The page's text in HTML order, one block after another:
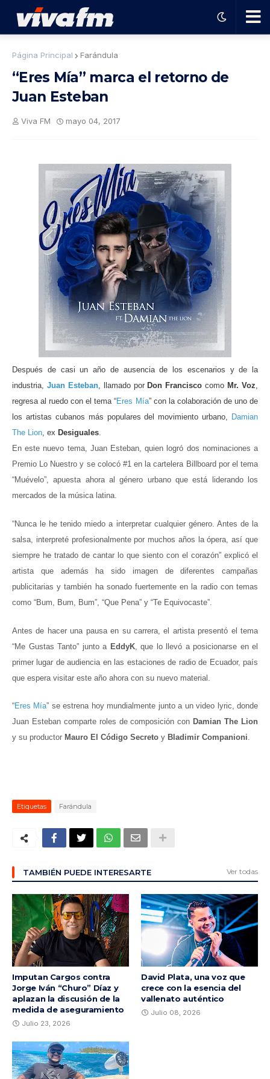
Ha
el
pro
gra
ma
Página Principal Farándula
“Eres Mía” marca el retorno de
Juan Esteban
Viva FM mayo 04, 2017
Después de casi un año de ausencia de los escenarios y de la
industria, Juan Esteban, llamado por Don Francisco como Mr. Voz,
regresa al ruedo con el tema “Eres Mía” con la colaboración de uno de
los artistas cubanos más populares del movimiento urbano, Damian
The Lion, ex Desiguales.
En este nuevo tema, Juan Esteban, quien logró dos nominaciones a
Premio Lo Nuestro y se colocó #1 en la cartelera Billboard por el tema
“Muévelo”, apuesta ahora al género urbano que está liderando los
mercados de la música latina.
“Nunca le he tenido miedo a interpretar cualquier género. Antes de la
salsa, interpreté profesionalmente por muchos años la ópera, así que
siempre he tratado de cantar lo que siento con el corazón” explicó el
artista que además ha sido imagen de diferentes campañas
publicitarias y también ha sonado fuertemente en la radio con temas
como “Bum, Bum, Bum”, “Que Pena” y “Te Equivocaste”.
Antes de hacer una pausa en su carrera, el artista presentó el tema
“Me Gustas Tanto” junto a EddyK, que lo llevó a posicionarse en el
primer lugar de audiencia en las estaciones de radio de Ecuador, país
que espera visitar este año ahora con su nuevo material.
“Eres Mía” se estrena hoy mundialmente junto a un video lyric, donde
Juan Esteban comparte roles de composición con Damian The Lion
y su productor Mauro El Código Secreto y Bladimir Companioni.
Etiquetas Farándula
TAMBIÉN PUEDE INTERESARTE Ver todas
Imputan Cargos contra
Jorge Iván “Churo” Díaz y
aplazan la discusión de la
medida de aseguramiento
Julio 23, 2026
David Plata, una voz que
crece con la esencia del
vallenato auténtico
Julio 08, 2026